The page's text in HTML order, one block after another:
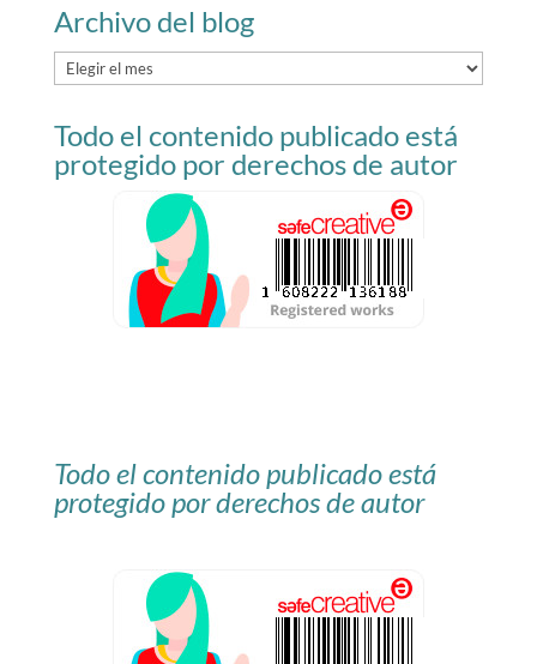
Archivo del blog
Archivo
blog
Todo el contenido publicado está
protegido por derechos de autor
Todo el contenido publicado está
protegido por derechos de autor